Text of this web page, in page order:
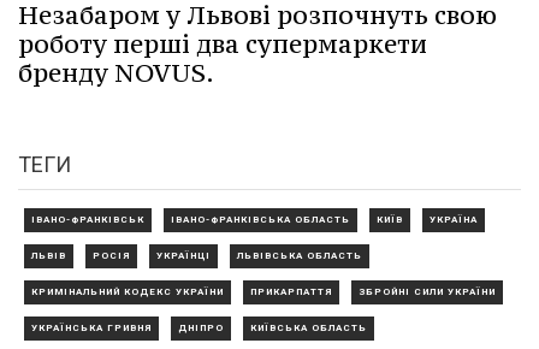
Незабаром у Львові розпочнуть свою
роботу перші два супермаркети
бренду NOVUS.
ТЕГИ
ІВАНО-ФРАНКІВСЬК ІВАНО-ФРАНКІВСЬКА ОБЛАСТЬ КИЇВ УКРАЇНА
ЛЬВІВ РОСІЯ УКРАЇНЦІ ЛЬВІВСЬКА ОБЛАСТЬ
КРИМІНАЛЬНИЙ КОДЕКС УКРАЇНИ ПРИКАРПАТТЯ ЗБРОЙНІ СИЛИ УКРАЇНИ
УКРАЇНСЬКА ГРИВНЯ ДНІПРО КИЇВСЬКА ОБЛАСТЬ